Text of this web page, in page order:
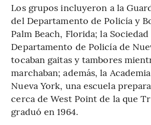
Los grupos incluyeron a la
del Departamento de Policía y
Palm Beach, Florida; la
Departamento de Policía de
tocaban gaitas y tambores
marchaban; además, la
Nueva York, una escuela
cerca de West Point de la que
graduó en 1964.